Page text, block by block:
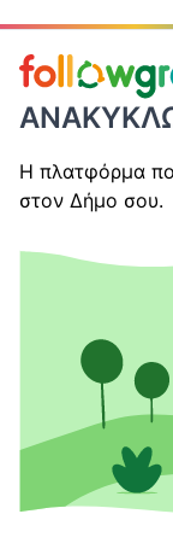
Η πλατφόρμα
στον Δήμο σου.